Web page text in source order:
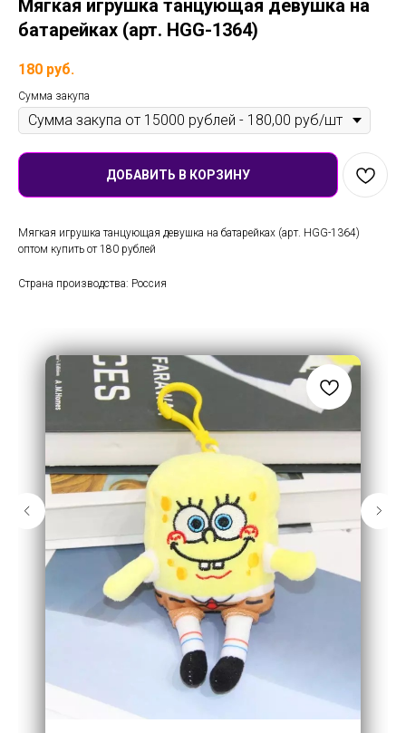
Мягкая игрушка танцующая девушка на
батарейках (арт. HGG-1364)
180 руб.
Сумма закупа
ДОБАВИТЬ В КОРЗИНУ
Мягкая игрушка танцующая девушка на батарейках (арт. HGG-1364)
оптом купить от 180 рублей
Страна производства: Россия